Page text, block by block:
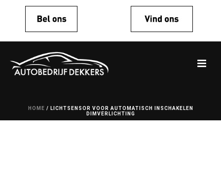
HOME / LICHTSENSOR VOOR AUTOMATISCH INSCHAKELEN
DIMVERLICHTING